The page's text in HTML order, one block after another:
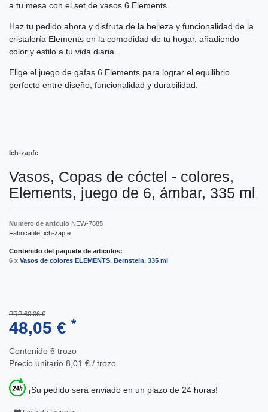
a tu mesa con el set de vasos 6 Elements.
Haz tu pedido ahora y disfruta de la belleza y funcionalidad de la
cristalería Elements en la comodidad de tu hogar, añadiendo
color y estilo a tu vida diaria.
Elige el juego de gafas 6 Elements para lograr el equilibrio
perfecto entre diseño, funcionalidad y durabilidad.
Ich-zapfe
Vasos, Copas de cóctel - colores,
Elements, juego de 6, ámbar, 335 ml
Numero de articulo NEW-7885
Fabricante: ich-zapfe
Contenido del paquete de articulos:
6 x Vasos de colores ELEMENTS, Bernstein, 335 ml
PRP 60,06 €
48,05 € *
Contenido 6 trozo
Precio unitario 8,01 € / trozo
¡Su pedido será enviado en un plazo de 24 horas!